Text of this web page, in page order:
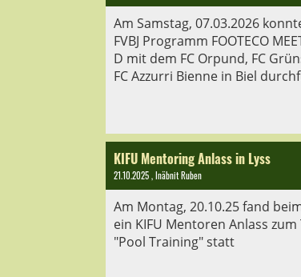
Am Samstag, 07.03.2026
FVBJ Programm FOOTECO
D mit dem FC Orpund, FC
FC Azzurri Bienne in Biel
KIFU Mentoring Anlass in Lyss
21.10.2025, Inäbnit Ruben
Am Montag, 20.10.25 fand
ein KIFU Mentoren Anlass zum
"Pool Training" statt